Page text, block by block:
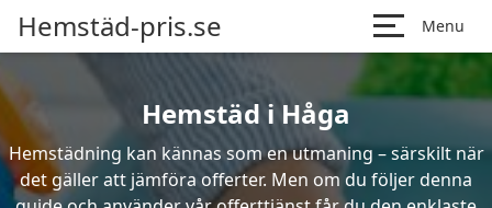
Hemstäd-pris.se Menu
Hemstäd i Håga
Hemstädning kan kännas som en utmaning – särskilt när
det gäller att jämföra offerter. Men om du följer denna